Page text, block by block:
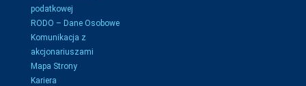
podatkowej
RODO – Dane Osobowe
Komunikacja z
akcjonariuszami
Mapa Strony
Kariera